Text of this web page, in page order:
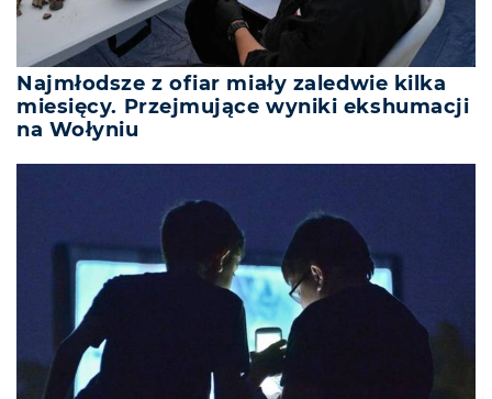
Najmłodsze z ofiar miały zaledwie kilka
miesięcy. Przejmujące wyniki ekshumacji
na Wołyniu